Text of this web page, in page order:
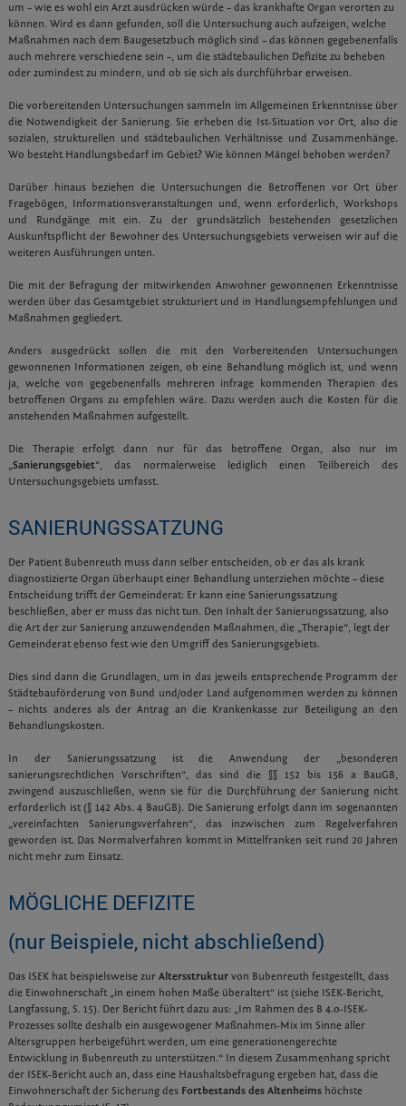
um – wie es wohl ein Arzt ausdrücken würde – das krankhafte Organ verorten zu
können. Wird es dann gefunden, soll die Untersuchung auch aufzeigen, welche
Maßnahmen nach dem Baugesetzbuch möglich sind – das können gegebenenfalls
auch mehrere verschiedene sein –, um die städtebaulichen Defizite zu beheben
oder zumindest zu mindern, und ob sie sich als durchführbar erweisen.
Die vorbereitenden Untersuchungen sammeln im Allgemeinen Erkenntnisse über
die Notwendigkeit der Sanierung. Sie erheben die Ist-Situation vor Ort, also die
sozialen, strukturellen und städtebaulichen Verhältnisse und Zusammenhänge.
Wo besteht Handlungsbedarf im Gebiet? Wie können Mängel behoben werden?
Darüber hinaus beziehen die Untersuchungen die Betroffenen vor Ort über
Fragebögen, Informationsveranstaltungen und, wenn erforderlich, Workshops
und Rundgänge mit ein. Zu der grundsätzlich bestehenden gesetzlichen
Auskunftspflicht der Bewohner des Untersuchungsgebiets verweisen wir auf die
weiteren Ausführungen unten.
Die mit der Befragung der mitwirkenden Anwohner gewonnenen Erkenntnisse
werden über das Gesamtgebiet strukturiert und in Handlungsempfehlungen und
Maßnahmen gegliedert.
Anders ausgedrückt sollen die mit den Vorbereitenden Untersuchungen
gewonnenen Informationen zeigen, ob eine Behandlung möglich ist, und wenn
ja, welche von gegebenenfalls mehreren infrage kommenden Therapien des
betroffenen Organs zu empfehlen wäre. Dazu werden auch die Kosten für die
anstehenden Maßnahmen aufgestellt.
Die Therapie erfolgt dann nur für das betroffene Organ, also nur im
„Sanierungsgebiet“, das normalerweise lediglich einen Teilbereich des
Untersuchungsgebiets umfasst.
SANIERUNGSSATZUNG
Der Patient Bubenreuth muss dann selber entscheiden, ob er das als krank
diagnostizierte Organ überhaupt einer Behandlung unterziehen möchte – diese
Entscheidung trifft der Gemeinderat: Er kann eine Sanierungssatzung
beschließen, aber er muss das nicht tun. Den Inhalt der Sanierungssatzung, also
die Art der zur Sanierung anzuwendenden Maßnahmen, die „Therapie“, legt der
Gemeinderat ebenso fest wie den Umgriff des Sanierungsgebiets.
Dies sind dann die Grundlagen, um in das jeweils entsprechende Programm der
Städtebauförderung von Bund und/oder Land aufgenommen werden zu können
– nichts anderes als der Antrag an die Krankenkasse zur Beteiligung an den
Behandlungskosten.
In der Sanierungssatzung ist die Anwendung der „besonderen
sanierungsrechtlichen Vorschriften“, das sind die §§ 152 bis 156 a BauGB,
zwingend auszuschließen, wenn sie für die Durchführung der Sanierung nicht
erforderlich ist (§ 142 Abs. 4 BauGB). Die Sanierung erfolgt dann im sogenannten
„vereinfachten Sanierungsverfahren“, das inzwischen zum Regelverfahren
geworden ist. Das Normalverfahren kommt in Mittelfranken seit rund 20 Jahren
nicht mehr zum Einsatz.
MÖGLICHE DEFIZITE
(nur Beispiele, nicht abschließend)
Das ISEK hat beispielsweise zur Altersstruktur von Bubenreuth festgestellt, dass
die Einwohnerschaft „in einem hohen Maße überaltert“ ist (siehe ISEK-Bericht,
Langfassung, S. 15). Der Bericht führt dazu aus: „Im Rahmen des B 4.o-ISEK-
Prozesses sollte deshalb ein ausgewogener Maßnahmen-Mix im Sinne aller
Altersgrup­pen herbeigeführt werden, um eine ge­nerationengerechte
Entwicklung in Bubenreuth zu unterstützen.“ In diesem Zusammenhang spricht
der ISEK-Bericht auch an, dass eine Haushaltsbefragung ergeben hat, dass die
Einwohnerschaft der Sicherung des Fortbestands des Altenheims höchste